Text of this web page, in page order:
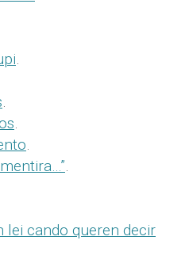
.
.
.
.
.
lei cando queren decir